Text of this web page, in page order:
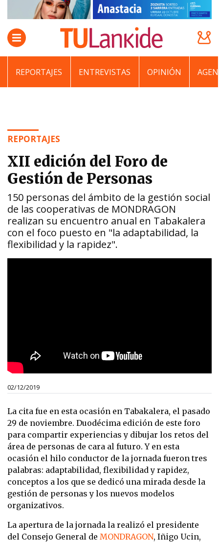
REPORTAJES ENTREVISTAS OPINIÓN
REPORTAJES
XII edición del Foro de
Gestión de Personas
150 personas del ámbito de la gestión social
de las cooperativas de MONDRAGON
realizan su encuentro anual en Tabakalera
con el foco puesto en "la adaptabilidad, la
flexibilidad y la rapidez".
02/12/2019
La cita fue en esta ocasión en Tabakalera, el pasado
29 de noviembre. Duodécima edición de este foro
para compartir experiencias y dibujar los retos del
área de personas de cara al futuro. Y en esta
ocasión el hilo conductor de la jornada fueron tres
palabras: adaptabilidad, flexibilidad y rapidez,
conceptos a los que se dedicó una mirada desde la
gestión de personas y los nuevos modelos
organizativos.
La apertura de la jornada la realizó el presidente
del Consejo General de MONDRAGON, Iñigo Ucin,